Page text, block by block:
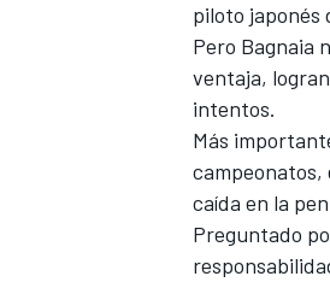
WRC
piloto japonés
Pero Bagnaia
ventaja,
intentos.
Más
campeonatos,
caída en la
Preguntado